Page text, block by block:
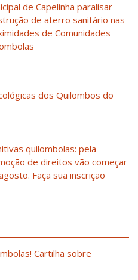
de Capelinha paralisar
de aterro sanitário nas
de Comunidades
dos Quilombos do
quilombolas: pela
de direitos vão começar
Faça sua inscrição
Cartilha sobre